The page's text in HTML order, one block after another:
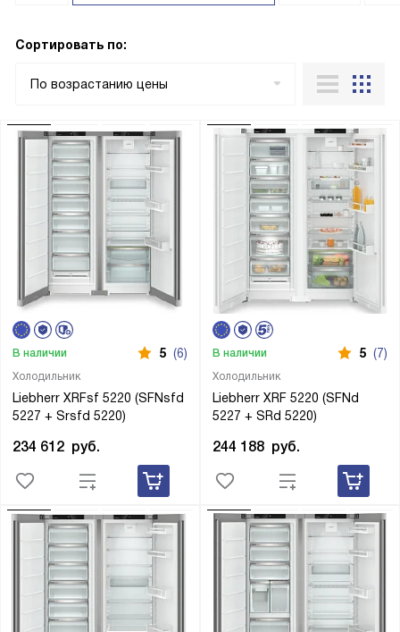
Сортировать по:
По возрастанию цены
Холодильник
Liebherr XRFsf 5220 (SFNsfd
5227 + Srsfd 5220)
В наличии 5 (6)
234 612 руб.
Холодильник
Liebherr XRF 5220 (SFNd
5227 + SRd 5220)
В наличии 5 (7)
244 188 руб.